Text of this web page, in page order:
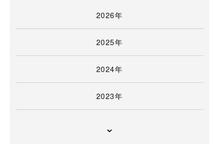
2026年
2025年
2024年
2023年